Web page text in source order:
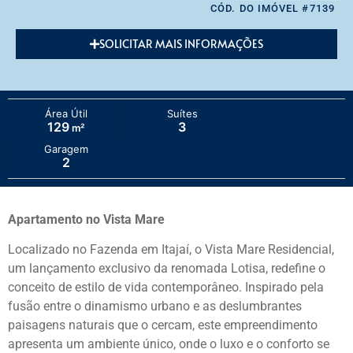
CÓD. DO IMÓVEL #7139
SOLICITAR MAIS INFORMAÇÕES
Área Útil
129 m²
Suítes
3
Garagem
2
Apartamento no Vista Mare
Localizado no Fazenda em Itajaí, o Vista Mare Residencial,
um lançamento exclusivo da renomada Lotisa, redefine o
conceito de estilo de vida contemporâneo. Inspirado pela
fusão entre o dinamismo urbano e as deslumbrantes
paisagens naturais que o cercam, este empreendimento
apresenta um ambiente único, onde o luxo e o conforto se